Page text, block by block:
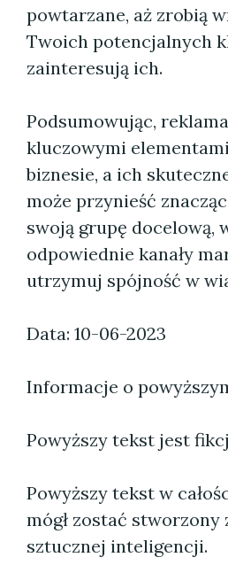
powtarzane, aż zrobią
Twoich potencjalnych
zainteresują ich.
Podsumowując,
kluczowymi
biznesie, a ich
może przynieść
swoją grupę docelową,
odpowiednie kanały
utrzymuj spójność w
Data: 10-06-2023
Informacje o
Powyższy tekst jest
Powyższy tekst w
mógł zostać stworzony
sztucznej inteligencji.